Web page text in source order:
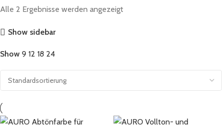
Alle 2 Ergebnisse werden angezeigt
Show sidebar
Show 9 12 18 24